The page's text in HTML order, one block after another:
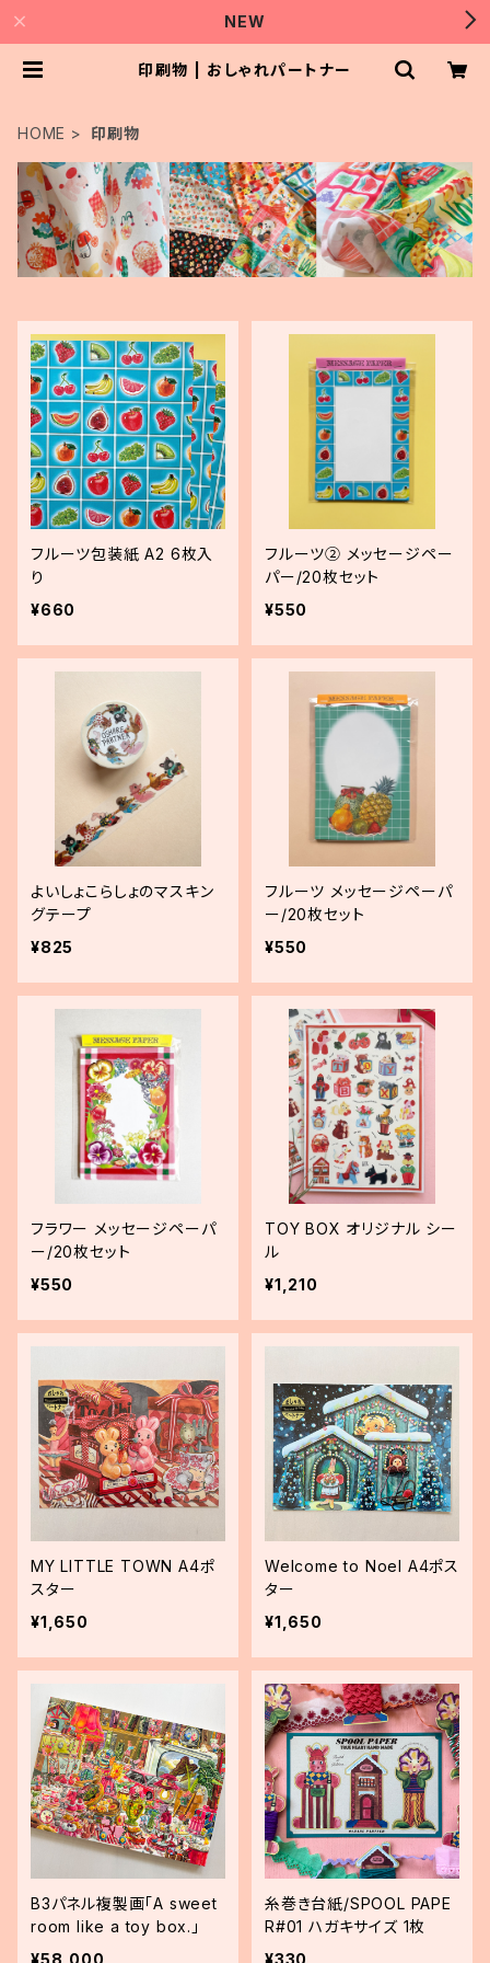
NEW
印刷物 | おしゃれパートナー
HOME 印刷物
フルーツ包装紙 A2 6枚入
り
¥660
フルーツ② メッセージペー
パー/20枚セット
¥550
よいしょこらしょのマスキン
グテープ
¥825
フルーツ メッセージペーパ
ー/20枚セット
¥550
フラワー メッセージペーパ
ー/20枚セット
¥550
TOY BOX オリジナル シー
ル
¥1,210
MY LITTLE TOWN A4ポ
スター
¥1,650
Welcome to Noel A4ポス
ター
¥1,650
B3パネル複製画「A sweet
room like a toy box.」
¥58,000
糸巻き台紙/SPOOL PAPE
R#01 ハガキサイズ 1枚
¥330